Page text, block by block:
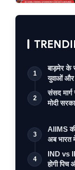
1
बाड़मेर के
युवाओं और
2
संसद
मोदी
3
AIIMS
अब भारत
4
IND vs
होगी